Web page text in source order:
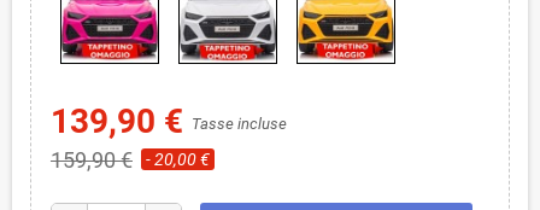
139,90 € Tasse incluse
159,90 € - 20,00 €